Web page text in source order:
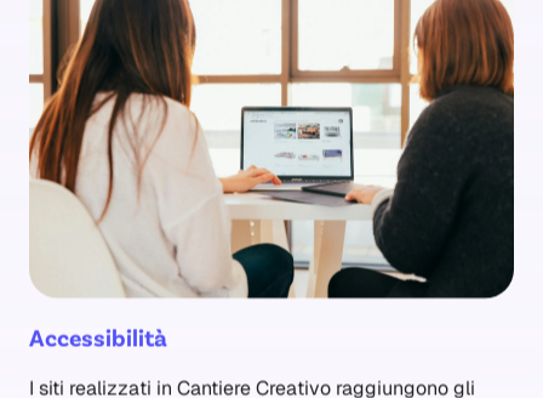
Accessibilità
I siti realizzati in Cantiere Creativo raggiungono gli